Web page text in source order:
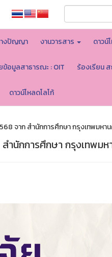
งปัญญา งานวารสาร ดาวน์
ข้อมูลสาธารณะ : OIT ร้องเรียน
ดาวน์โหลดโลโก้
จาก สำนักการศึกษา กรุงเทพมหา
ำนักการศึกษา กรุงเทพมห